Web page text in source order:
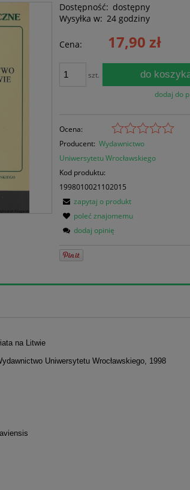
Dostępność: dostępny
Wysyłka w: 24 godziny
Cena: 17,90 zł
szt. do
dodaj do
Ocena:
Producent: Wydawnictwo
Uniwersytetu Wrocławskiego
Kod produktu:
1998010021102015
zapytaj o produkt
poleć znajomemu
dodaj opinię
na Litwie
Uniwersytetu Wrocławskiego, 1998